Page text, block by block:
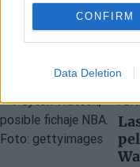
CONFIRM
Data Deletion
Últimos